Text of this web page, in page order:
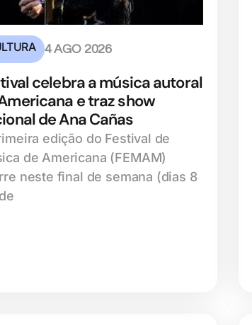
4 AGO 2026
celebra a música autoral
e traz show
de Ana Cañas
edição do Festival de
de Americana (FEMAM)
neste final de semana (dias 8